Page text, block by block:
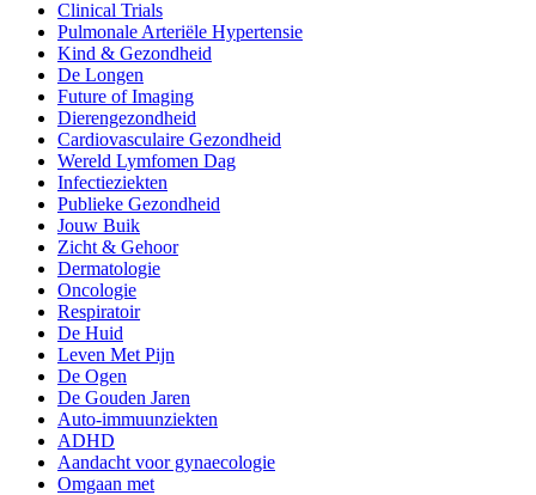
Clinical Trials
Pulmonale Arteriële Hypertensie
Kind & Gezondheid
De Longen
Future of Imaging
Dierengezondheid
Cardiovasculaire Gezondheid
Wereld Lymfomen Dag
Infectieziekten
Publieke Gezondheid
Jouw Buik
Zicht & Gehoor
Dermatologie
Oncologie
Respiratoir
De Huid
Leven Met Pijn
De Ogen
De Gouden Jaren
Auto-immuunziekten
ADHD
Aandacht voor gynaecologie
Omgaan met